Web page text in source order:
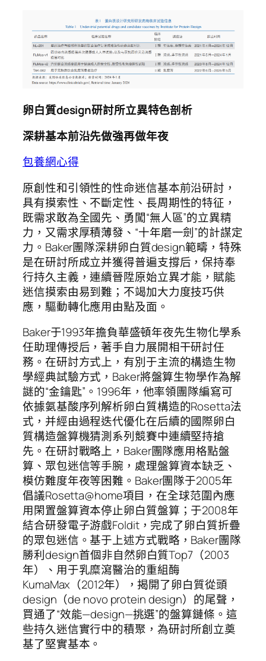
卵白質design研討所立異特色剖析
深耕基本前沿先做強再做年夜
包養網心得
原創性和引領性的性命迷信基本前沿研討，
具有摸索性、不斷定性、長周期性的特征，
既需求敢為全國先、勇闖“無人區”的立異精
力，又需求厚積薄發、“十年磨一劍”的計謀定
力。Baker團隊深耕卵白質design範疇，特殊
是在研討所成立并獲得普遍支撐后，保持奉
行持久主義，連續晉陞原始立異才能，賦能
迷信摸索由易到難；不竭加大力度技巧供
應，驅動轉化應用由點及面。
Baker于1993年擔負華盛頓年夜先生物化學系
任助理傳授后，著手自力展開相干研討任
務。在研討方式上，有別于主流的構造生物
學經典試驗方式，Baker將盤算生物學作為解
謎的“金鑰匙”。1996年，他率領團隊編寫可
依據氨基酸序列解析卵白質構造的Rosetta法
式，并經由過程迭代優化在后續的國際卵白
質構造盤算機猜測系列競賽中連續堅持搶
先。在研討戰略上，Baker團隊應用格點盤
算、眾包迷信等手腕，處理盤算資本缺乏、
模仿難度年夜等困難。Baker團隊于2005年
倡議Rosetta@home項目，在全球范圍內應
用閑置盤算資本停止卵白質盤算；于2008年
結合研發電子游戲Foldit，完成了卵白質折疊
的眾包迷信。基于上述方式戰略，Baker團隊
勝利design首個非自然卵白質Top7（2003
年）、用于乳糜瀉醫治的重組酶
KumaMax（2012年），揭開了卵白質從頭
design（de novo protein design）的尾聲，
買通了“效能—design—挑選”的盤算鏈條。這
些持久迷信實行中的積聚，為研討所創立奠
基了堅實基本。